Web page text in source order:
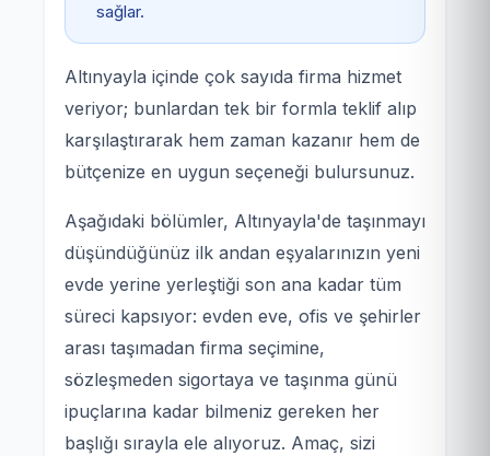
sağlar.
Altınyayla içinde çok sayıda firma hizmet
veriyor; bunlardan tek bir formla teklif alıp
karşılaştırarak hem zaman kazanır hem de
bütçenize en uygun seçeneği bulursunuz.
Aşağıdaki bölümler, Altınyayla'de taşınmayı
düşündüğünüz ilk andan eşyalarınızın yeni
evde yerine yerleştiği son ana kadar tüm
süreci kapsıyor: evden eve, ofis ve şehirler
arası taşımadan firma seçimine,
sözleşmeden sigortaya ve taşınma günü
ipuçlarına kadar bilmeniz gereken her
başlığı sırayla ele alıyoruz. Amaç, sizi